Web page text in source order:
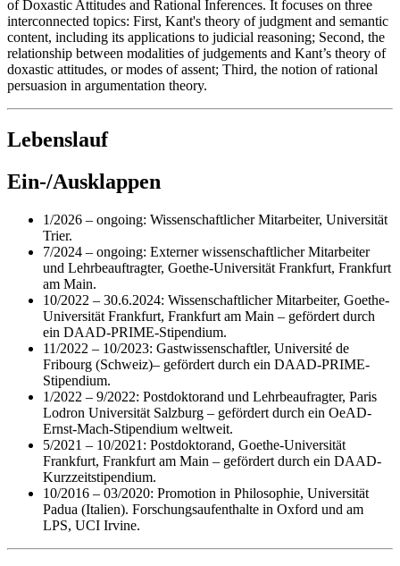
of Doxastic Attitudes and Rational Inferences. It focuses on three
interconnected topics: First, Kant's theory of judgment and semantic
content, including its applications to judicial reasoning; Second, the
relationship between modalities of judgements and Kant’s theory of
doxastic attitudes, or modes of assent; Third, the notion of rational
persuasion in argumentation theory.
Lebenslauf
Ein-/Ausklappen
1/2026 – ongoing: Wissenschaftlicher Mitarbeiter, Universität
Trier.
7/2024 – ongoing: Externer wissenschaftlicher Mitarbeiter
und Lehrbeauftragter, Goethe-Universität Frankfurt, Frankfurt
am Main.
10/2022 – 30.6.2024: Wissenschaftlicher Mitarbeiter, Goethe-
Universität Frankfurt, Frankfurt am Main – gefördert durch
ein DAAD-PRIME-Stipendium.
11/2022 – 10/2023: Gastwissenschaftler, Université de
Fribourg (Schweiz)– gefördert durch ein DAAD-PRIME-
Stipendium.
1/2022 – 9/2022: Postdoktorand und Lehrbeaufragter, Paris
Lodron Universität Salzburg – gefördert durch ein OeAD-
Ernst-Mach-Stipendium weltweit.
5/2021 – 10/2021: Postdoktorand, Goethe-Universität
Frankfurt, Frankfurt am Main – gefördert durch ein DAAD-
Kurzzeitstipendium.
10/2016 – 03/2020: Promotion in Philosophie, Universität
Padua (Italien). Forschungsaufenthalte in Oxford und am
LPS, UCI Irvine.